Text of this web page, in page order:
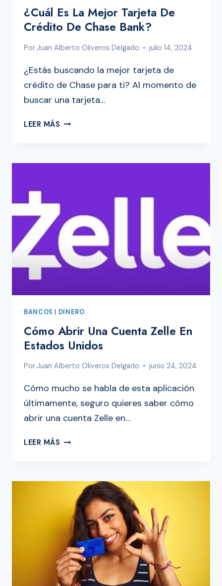
¿Cuál Es La Mejor Tarjeta De
Crédito De Chase Bank?
PorJuan Alberto Oliveros Delgado julio 14, 2024
¿Estás buscando la mejor tarjeta de
crédito de Chase para ti? Al momento de
buscar una tarjeta…
LEER MÁS ¿CUÁL
DE
CHASE
BANK?
BANCOS DINERO
Cómo Abrir Una Cuenta Zelle En
Estados Unidos
PorJuan Alberto Oliveros Delgado junio 24, 2024
Cómo mucho se habla de esta aplicación
últimamente, seguro quieres saber cómo
abrir una cuenta Zelle en…
LEER MÁS CÓMO
ESTADOS
UNIDOS